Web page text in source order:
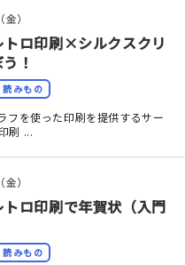
）
トロ印刷×シルクスクリ
！
読みもの
フを使った印刷を提供するサー
刷 ...
）
ロ印刷で年賀状（入門
読みもの